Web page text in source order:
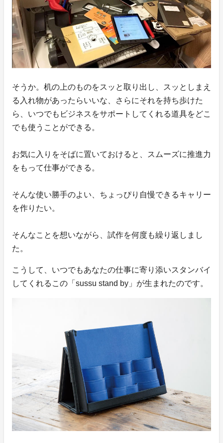
そうか。机の上のものをスッと取り出し、スッとしまえ
る入れ物があったらいいな、さらにそれを持ち歩けた
ら、いつでもビジネスをサポートしてくれる道具をどこ
でも使うことができる。
お気に入りをそばに置いておけると、スムーズに推進力
をもって仕事ができる。
そんな使い勝手のよい、ちょっぴり自慢できるキャリー
を作りたい。
そんなことを想いながら、試作を何度も繰り返しまし
た。
こうして、いつでもあなたの仕事に寄り添いスタンバイ
してくれるこの「sussu stand by」が生まれたのです。